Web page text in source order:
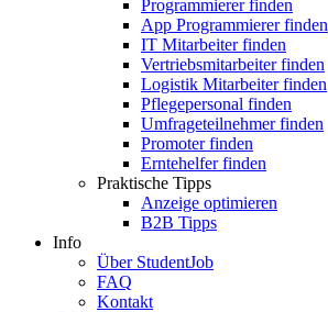
Programmierer finden
App Programmierer finden
IT Mitarbeiter finden
Vertriebsmitarbeiter finden
Logistik Mitarbeiter finden
Pflegepersonal finden
Umfrageteilnehmer finden
Promoter finden
Erntehelfer finden
Praktische Tipps
Anzeige optimieren
B2B Tipps
Info
Über StudentJob
FAQ
Kontakt